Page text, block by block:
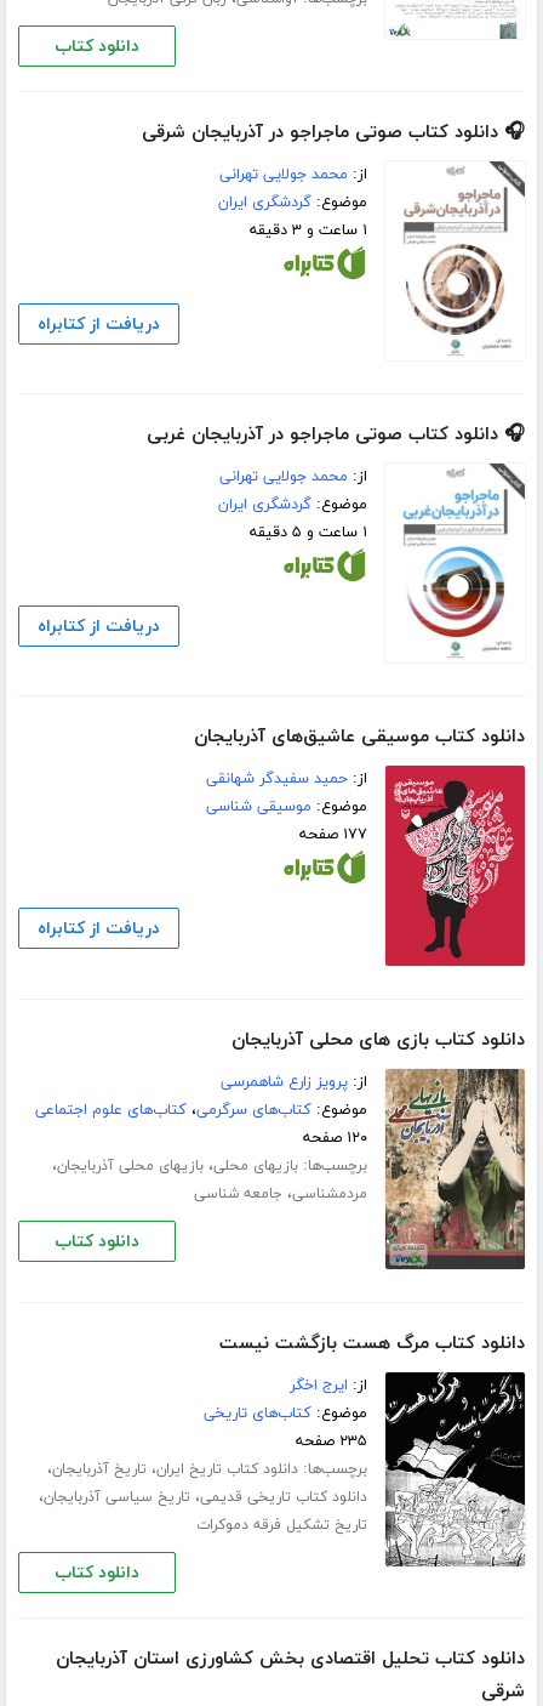
دانلود کتاب
🎧 دانلود کتاب صوتی ماجراجو در آذربایجان شرقی
از: محمد جولایی تهرانی
موضوع:گردشگری ایران
۱ ساعت و ۳ دقیقه
دریافت از کتابراه
🎧 دانلود کتاب صوتی ماجراجو در آذربایجان غربی
از: محمد جولایی تهرانی
موضوع:گردشگری ایران
۱ ساعت و ۵ دقیقه
دریافت از کتابراه
دانلود کتاب موسیقی عاشیق‌های آذربایجان
از:حمید سفیدگر شهانقی
موضوع: موسیقی شناسی
۱۷۷ صفحه
دریافت از کتابراه
دانلود کتاب بازی های محلی آذربایجان
از:پرویز زارع شاهمرسی
موضوع:کتاب‌های سرگرمی،کتاب‌های علوم اجتماعی
۱۲۰ صفحه
برچسب‌ها:بازیهای محلی،بازیهای محلی آذربایجان،
مردمشناسی، جامعه شناسی
دانلود کتاب
دانلود کتاب مرگ هست بازگشت نیست
از: ایرج اخگر
موضوع:کتاب‌های تاریخی
۲۳۵ صفحه
برچسب‌ها:دانلود کتاب تاریخ ایران، تاریخ آذربایجان،
دانلود کتاب تاریخی قدیمی، تاریخ سیاسی آذربایجان،
تاریخ تشکیل فرقه دموکرات
دانلود کتاب
دانلود کتاب تحلیل اقتصادی بخش کشاورزی استان آذربایجان
شرقی